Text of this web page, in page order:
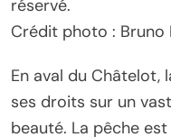
réservé.
Crédit photo : Bruno
En aval du
ses droits sur un
beauté. La pêche